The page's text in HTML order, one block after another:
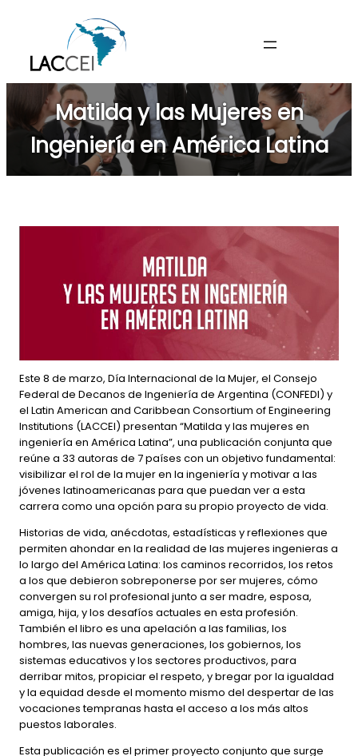
Matilda y las Mujeres en
Ingeniería en América Latina
Este 8 de marzo, Día Internacional de la Mujer, el Consejo
Federal de Decanos de Ingeniería de Argentina (CONFEDI) y
el Latin American and Caribbean Consortium of Engineering
Institutions (LACCEI) presentan “Matilda y las mujeres en
ingeniería en América Latina”, una publicación conjunta que
reúne a 33 autoras de 7 países con un objetivo fundamental:
visibilizar el rol de la mujer en la ingeniería y motivar a las
jóvenes latinoamericanas para que puedan ver a esta
carrera como una opción para su propio proyecto de vida.
Historias de vida, anécdotas, estadísticas y reflexiones que
permiten ahondar en la realidad de las mujeres ingenieras a
lo largo del América Latina: los caminos recorridos, los retos
a los que debieron sobreponerse por ser mujeres, cómo
convergen su rol profesional junto a ser madre, esposa,
amiga, hija, y los desafíos actuales en esta profesión.
También el libro es una apelación a las familias, los
hombres, las nuevas generaciones, los gobiernos, los
sistemas educativos y los sectores productivos, para
derribar mitos, propiciar el respeto, y bregar por la igualdad
y la equidad desde el momento mismo del despertar de las
vocaciones tempranas hasta el acceso a los más altos
puestos laborales.
Esta publicación es el primer proyecto conjunto que surge